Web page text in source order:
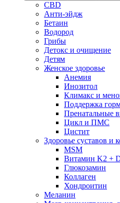
CBD
Анти-эйдж
Бетаин
Водород
Грибы
Детокс и очищение
Детям
Женское здоровье
Анемия
Инозитол
Климакс и
Поддержка
Пренатальные
Цикл и ПМС
Цистит
Здоровье суставов и
MSM
Витамин K2 +
Глюкозамин
Коллаген
Хондроитин
Меланин